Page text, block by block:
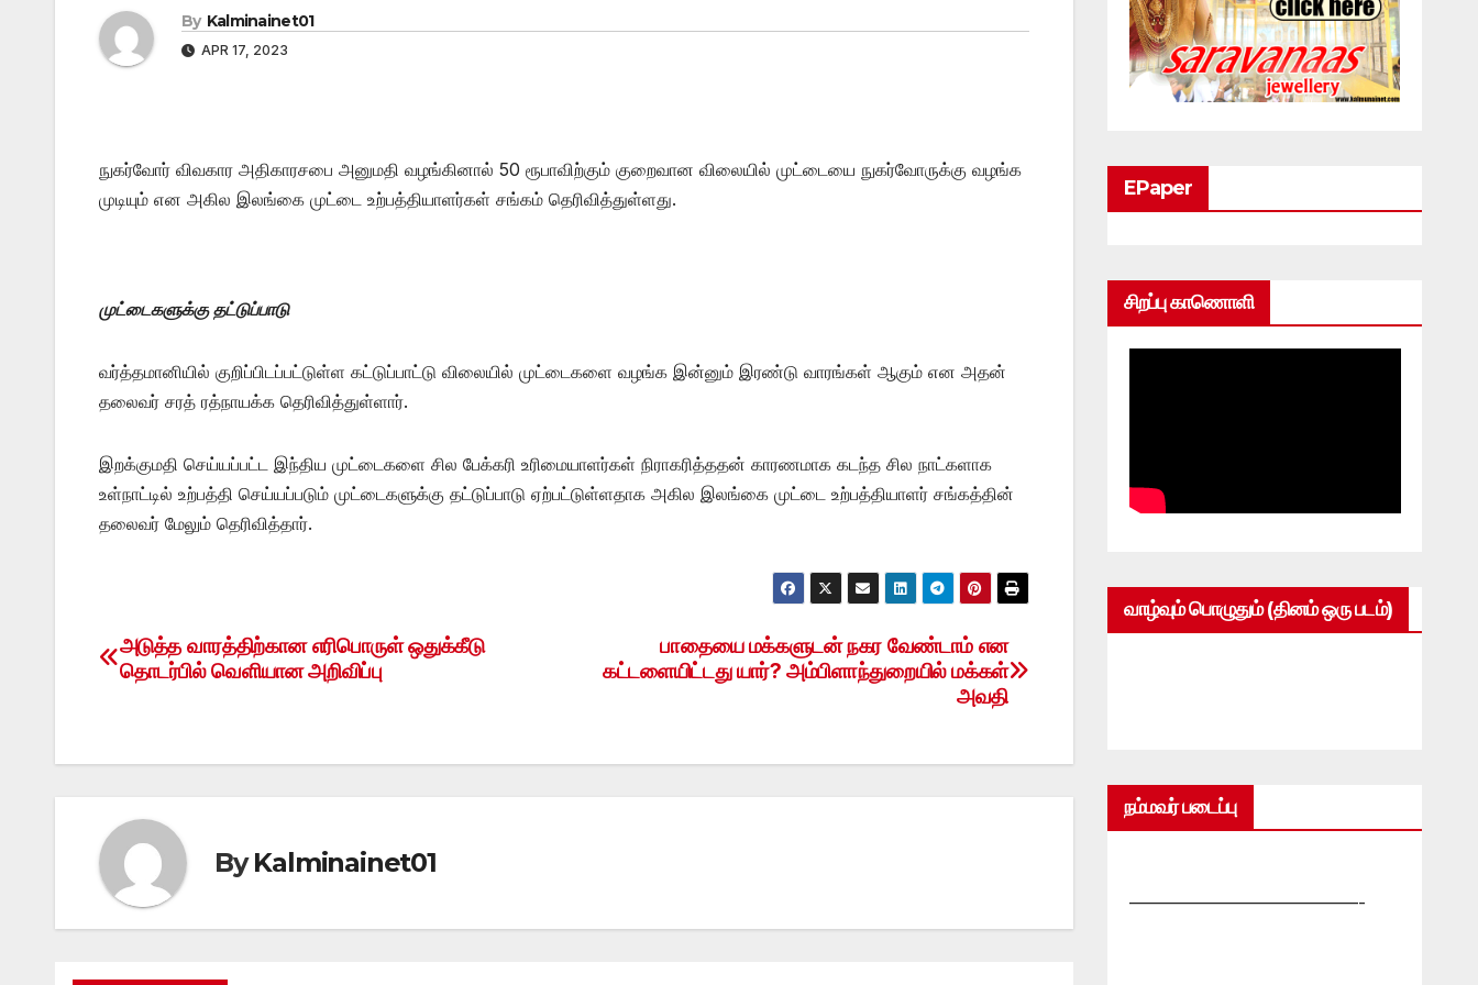
By Kalminainet01
APR 17, 2023
நுகர்வோர் விவகார அதிகாரசபை அனுமதி வழங்கினால் 50 ரூபாவிற்கும் குறைவான விலையில் முட்டையை நுகர்வோருக்கு வழங்க
முடியும் என அகில இலங்கை முட்டை உற்பத்தியாளர்கள் சங்கம் தெரிவித்துள்ளது.
முட்டைகளுக்கு தட்டுப்பாடு
வர்த்தமானியில் குறிப்பிடப்பட்டுள்ள கட்டுப்பாட்டு விலையில் முட்டைகளை வழங்க இன்னும் இரண்டு வாரங்கள் ஆகும் என அதன்
தலைவர் சரத் ரத்நாயக்க தெரிவித்துள்ளார்.
இறக்குமதி செய்யப்பட்ட இந்திய முட்டைகளை சில பேக்கரி உரிமையாளர்கள் நிராகரித்ததன் காரணமாக கடந்த சில நாட்களாக
உள்நாட்டில் உற்பத்தி செய்யப்படும் முட்டைகளுக்கு தட்டுப்பாடு ஏற்பட்டுள்ளதாக அகில இலங்கை முட்டை உற்பத்தியாளர் சங்கத்தின்
தலைவர் மேலும் தெரிவித்தார்.
Post
பாதையை மக்களுடன் நகர வேண்டாம் என
கட்டளையிட்டது யார்? அம்பிளாந்துறையில் மக்கள்
அவதி
அடுத்த வாரத்திற்கான எரிபொருள் ஒதுக்கீடு
தொடர்பில் வெளியான அறிவிப்பு
ByKalminainet01
EPaper
சிறப்பு காணொளி
வாழ்வும் பொழுதும் (தினம் ஒரு படம்)
நம்மவர் படைப்பு
—————————————-